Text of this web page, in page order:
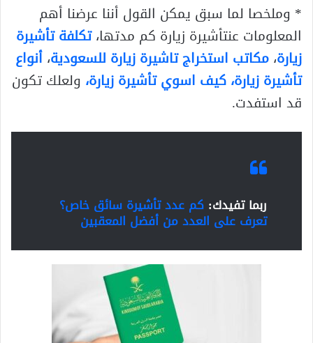
* وملخصا لما سبق يمكن القول أننا عرضنا أهم
المعلومات عنتأشيرة زيارة كم مدتها،تكلفة تأشيرة
زيارة،مكاتب استخراج تاشيرة زيارة للسعودية،أنواع
تأشيرة زيارة،كيف اسوي تأشيرة زيارة، ولعلك تكون
قد استفدت.
ربما تفيدك: كم عدد تأشيرة سائق خاص؟
تعرف على العدد من أفضل المعقبين